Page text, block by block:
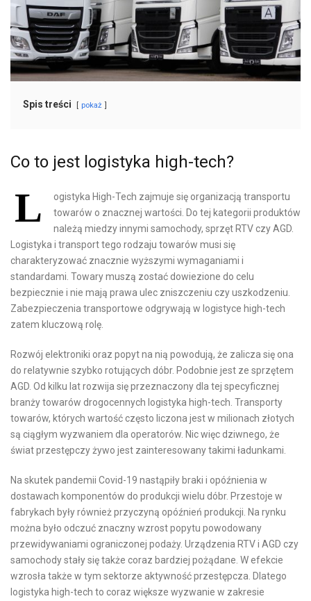
Spis treści pokaż
Co to jest logistyka high-tech?
L
ogistyka High-Tech zajmuje się organizacją transportu
towarów o znacznej wartości. Do tej kategorii produktów
należą miedzy innymi samochody, sprzęt RTV czy AGD.
Logistyka i transport tego rodzaju towarów musi się
charakteryzować znacznie wyższymi wymaganiami i
standardami. Towary muszą zostać dowiezione do celu
bezpiecznie i nie mają prawa ulec zniszczeniu czy uszkodzeniu.
Zabezpieczenia transportowe odgrywają w logistyce high-tech
zatem kluczową rolę.
Rozwój elektroniki oraz popyt na nią powodują, że zalicza się ona
do relatywnie szybko rotujących dóbr. Podobnie jest ze sprzętem
AGD. Od kilku lat rozwija się przeznaczony dla tej specyficznej
branży towarów drogocennych logistyka high-tech. Transporty
towarów, których wartość często liczona jest w milionach złotych
są ciągłym wyzwaniem dla operatorów. Nic więc dziwnego, że
świat przestępczy żywo jest zainteresowany takimi ładunkami.
Na skutek pandemii Covid-19 nastąpiły braki i opóźnienia w
dostawach komponentów do produkcji wielu dóbr. Przestoje w
fabrykach były również przyczyną opóźnień produkcji. Na rynku
można było odczuć znaczny wzrost popytu powodowany
przewidywaniami ograniczonej podaży. Urządzenia RTV i AGD czy
samochody stały się także coraz bardziej pożądane. W efekcie
wzrosła także w tym sektorze aktywność przestępcza. Dlatego
logistyka high-tech to coraz większe wyzwanie w zakresie